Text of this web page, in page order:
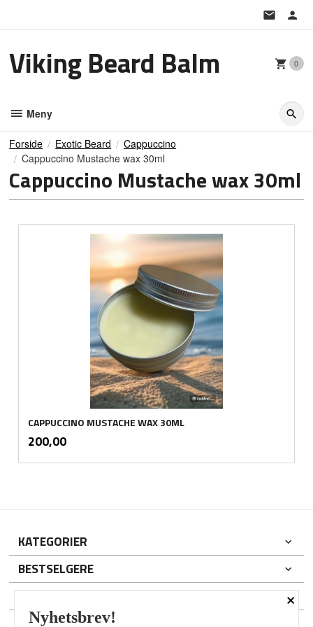
Viking Beard Balm 0
Meny
Forside Exotic Beard
Cappuccino
Cappuccino Mustache wax 30ml
Cappuccino Mustache wax 30ml
CAPPUCCINO MUSTACHE WAX 30ML
Pris
200,00mva.
KATEGORIER
BESTSELGERE
DIN KONTO
×
Nyhetsbrev!